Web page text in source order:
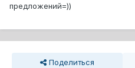
предложений=))
Поделиться